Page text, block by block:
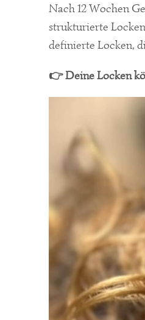
Nach 12 Wochen
strukturierte
definierte Locken,
👉 Deine Locken